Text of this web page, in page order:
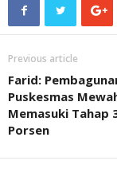
Previous article
Farid:
Puskesmas
Memasuki Tahap
Porsen